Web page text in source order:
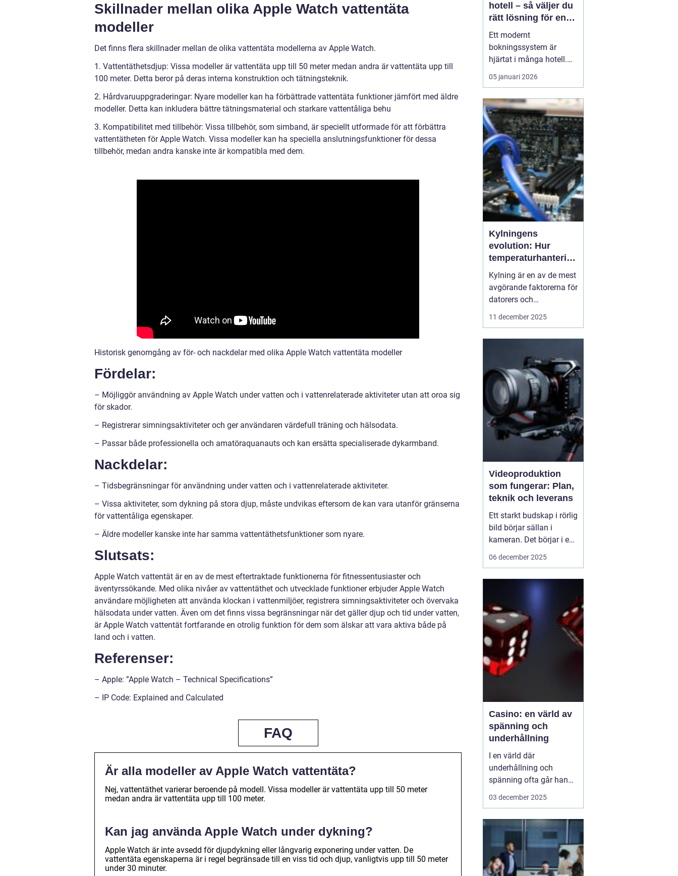
Skillnader mellan olika Apple Watch vattentäta
modeller
Det finns flera skillnader mellan de olika vattentäta modellerna av Apple Watch.
1. Vattentäthetsdjup: Vissa modeller är vattentäta upp till 50 meter medan andra är vattentäta upp till
100 meter. Detta beror på deras interna konstruktion och tätningsteknik.
2. Hårdvaruuppgraderingar: Nyare modeller kan ha förbättrade vattentäta funktioner jämfört med äldre
modeller. Detta kan inkludera bättre tätningsmaterial och starkare vattentåliga behu
3. Kompatibilitet med tillbehör: Vissa tillbehör, som simband, är speciellt utformade för att förbättra
vattentätheten för Apple Watch. Vissa modeller kan ha speciella anslutningsfunktioner för dessa
tillbehör, medan andra kanske inte är kompatibla med dem.
Historisk genomgång av för- och nackdelar med olika Apple Watch vattentäta modeller
Fördelar:
– Möjliggör användning av Apple Watch under vatten och i vattenrelaterade aktiviteter utan att oroa sig
för skador.
– Registrerar simningsaktiviteter och ger användaren värdefull träning och hälsodata.
– Passar både professionella och amatöraquanauts och kan ersätta specialiserade dykarmband.
Nackdelar:
– Tidsbegränsningar för användning under vatten och i vattenrelaterade aktiviteter.
– Vissa aktiviteter, som dykning på stora djup, måste undvikas eftersom de kan vara utanför gränserna
för vattentåliga egenskaper.
– Äldre modeller kanske inte har samma vattentäthetsfunktioner som nyare.
Slutsats:
Apple Watch vattentät är en av de mest eftertraktade funktionerna för fitnessentusiaster och
äventyrssökande. Med olika nivåer av vattentäthet och utvecklade funktioner erbjuder Apple Watch
användare möjligheten att använda klockan i vattenmiljöer, registrera simningsaktiviteter och övervaka
hälsodata under vatten. Även om det finns vissa begränsningar när det gäller djup och tid under vatten,
är Apple Watch vattentät fortfarande en otrolig funktion för dem som älskar att vara aktiva både på
land och i vatten.
Referenser:
– Apple: ”Apple Watch – Technical Specifications”
– IP Code: Explained and Calculated
FAQ
Är alla modeller av Apple Watch vattentäta?
Nej, vattentäthet varierar beroende på modell. Vissa modeller är vattentäta upp till 50 meter
medan andra är vattentäta upp till 100 meter.
Kan jag använda Apple Watch under dykning?
Apple Watch är inte avsedd för djupdykning eller långvarig exponering under vatten. De
vattentäta egenskaperna är i regel begränsade till en viss tid och djup, vanligtvis upp till 50 meter
under 30 minuter.
hotell – så väljer du
rätt lösning för en
modern
hotellvardag
Ett modernt
bokningssystem är
hjärtat i många hotell.
När gäster förväntar sig
snabba svar, enkla
in- och utcheckningar
behöver hotellen ett
digitalt stöd som håller
samma te...
05 januari 2026
Kylningens
evolution: Hur
temperaturhantering
formar prestanda
och design
Kylning är en av de mest
avgörande faktorerna för
datorers och
elektronikkomponenters
bara livslängden på
processorer och
grafikkort...
11 december 2025
Videoproduktion
som fungerar: Plan,
teknik och leverans
Ett starkt budskap i rörlig
bild börjar sällan i
kameran. Det börjar i en
tydlig plan. När företag
handlar det om att knyta
teknik och distribution.
D&ari...
06 december 2025
Casino: en värld av
spänning och
underhållning
I en värld där
underhållning och
spänning ofta går hand i
hand, framstår casinon
kombineras för att
skapa oförglömliga
upplevelser. Från de
glitt...
03 december 2025